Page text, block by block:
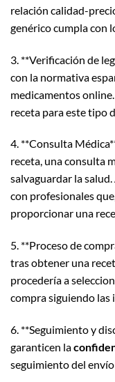
relación calidad-
genérico cumpla con
3. **Verificación de
con la normativa
medicamentos
receta para este tipo
4. **Consulta
receta, una consulta
salvaguardar la
con profesionales
proporcionar una
5. **Proceso de
tras obtener una
procedería a
compra siguiendo las
6. **Seguimiento y
garanticen la
seguimiento del